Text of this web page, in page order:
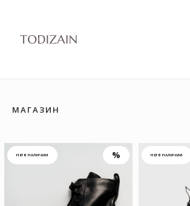
МАГАЗИН
НЕТ В НАЛИЧИИ НЕТ В НАЛИЧИИ